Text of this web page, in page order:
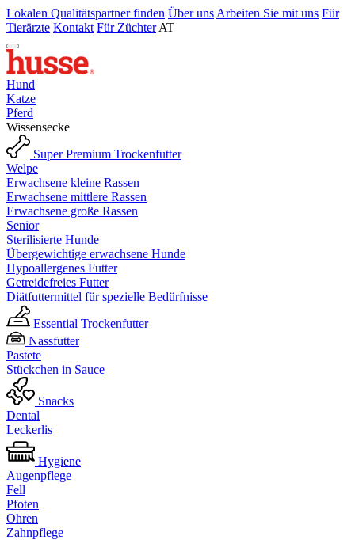
Lokalen Qualitätspartner finden Über uns Arbeiten Sie mit uns Für
Tierärzte Kontakt Für Züchter AT
Hund
Katze
Pferd
Wissensecke
Super Premium Trockenfutter
Welpe
Erwachsene kleine Rassen
Erwachsene mittlere Rassen
Erwachsene große Rassen
Senior
Sterilisierte Hunde
Übergewichtige erwachsene Hunde
Hypoallergenes Futter
Getreidefreies Futter
Diätfuttermittel für spezielle Bedürfnisse
Essential Trockenfutter
Nassfutter
Pastete
Stückchen in Sauce
Snacks
Dental
Leckerlis
Hygiene
Augenpflege
Fell
Pfoten
Ohren
Zahnpflege